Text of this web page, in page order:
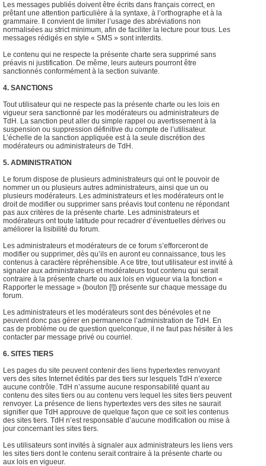
Les messages publiés doivent être écrits dans français correct, en
prêtant une attention particulière à la syntaxe, à l’orthographe et à la
grammaire. Il convient de limiter l’usage des abréviations non
normalisées au strict minimum, afin de faciliter la lecture pour tous. Les
messages rédigés en style « SMS » sont interdits.
Le contenu qui ne respecte la présente charte sera supprimé sans
préavis ni justification. De même, leurs auteurs pourront être
sanctionnés conformément à la section suivante.
4. SANCTIONS
Tout utilisateur qui ne respecte pas la présente charte ou les lois en
vigueur sera sanctionné par les modérateurs ou administrateurs de
TdH. La sanction peut aller du simple rappel ou avertissement à la
suspension ou suppression définitive du compte de l’utilisateur.
L’échelle de la sanction appliquée est à la seule discrétion des
modérateurs ou administrateurs de TdH.
5. ADMINISTRATION
Le forum dispose de plusieurs administrateurs qui ont le pouvoir de
nommer un ou plusieurs autres administrateurs, ainsi que un ou
plusieurs modérateurs. Les administrateurs et les modérateurs ont le
droit de modifier ou supprimer sans préavis tout contenu ne répondant
pas aux critères de la présente charte. Les administrateurs et
modérateurs ont toute latitude pour recadrer d’éventuelles dérives ou
améliorer la lisibilité du forum.
Les administrateurs et modérateurs de ce forum s’efforceront de
modifier ou supprimer, dès qu’ils en auront eu connaissance, tous les
contenus à caractère répréhensible. A ce titre, tout utilisateur est invité à
signaler aux administrateurs et modérateurs tout contenu qui serait
contraire à la présente charte ou aux lois en vigueur via la fonction «
Rapporter le message » (bouton [!]) présente sur chaque message du
forum.
Les administrateurs et les modérateurs sont des bénévoles et ne
peuvent donc pas gérer en permanence l’administration de TdH. En
cas de problème ou de question quelconque, il ne faut pas hésiter à les
contacter par message privé ou courriel.
6. SITES TIERS
Les pages du site peuvent contenir des liens hypertextes renvoyant
vers des sites Internet édités par des tiers sur lesquels TdH n’exerce
aucune contrôle. TdH n’assume aucune responsabilité quant au
contenu des sites tiers ou au contenu vers lequel les sites tiers peuvent
renvoyer. La présence de liens hypertextes vers des sites ne saurait
signifier que TdH approuve de quelque façon que ce soit les contenus
des sites tiers. TdH n’est responsable d’aucune modification ou mise à
jour concernant les sites tiers.
Les utilisateurs sont invités à signaler aux administrateurs les liens vers
les sites tiers dont le contenu serait contraire à la présente charte ou
aux lois en vigueur.